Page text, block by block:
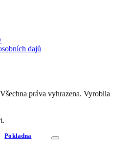
dajů
práva vyhrazena. Vyrobila
Pokladna